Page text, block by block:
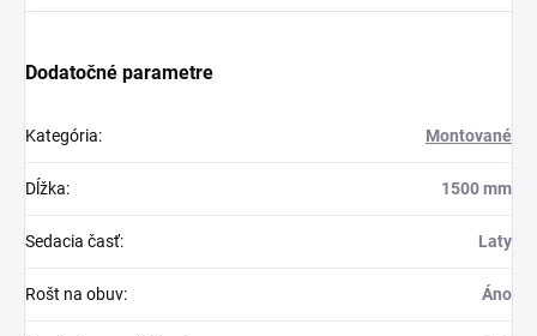
Dodatočné parametre
Kategória: Montované
Dĺžka: 1500 mm
Sedacia časť: Laty
Rošt na obuv: Áno